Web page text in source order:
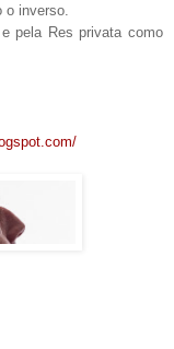
inverso.
pela Res privata como